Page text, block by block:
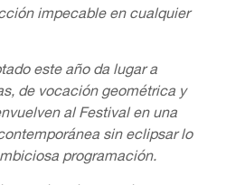
impecable en cualquier
este año da lugar a
de vocación geométrica y
al Festival en una
sin eclipsar lo
programación.